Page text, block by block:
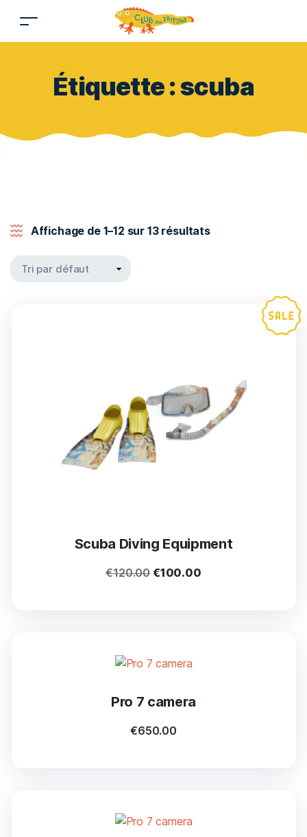
Étiquette :scuba
Affichage de 1–12 sur 13 résultats
Scuba Diving Equipment
€120.00 €100.00
Pro 7 camera
€650.00